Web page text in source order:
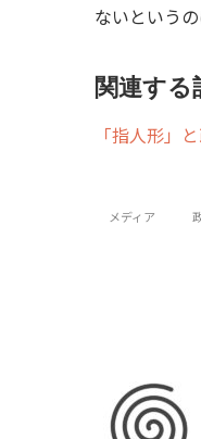
ないという
関連する
「指人形」
メディア